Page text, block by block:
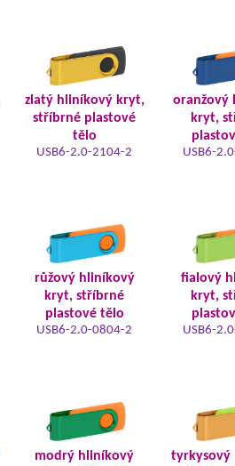
zlatý hliníkový kryt,
stříbrné plastové
tělo
USB6-2.0-2104-2
oranžový
kryt,
USB6-
růžový hliníkový
kryt, stříbrné
plastové tělo
USB6-2.0-0804-2
fialový
kryt,
USB6-
modrý hliníkový
tyrkysový